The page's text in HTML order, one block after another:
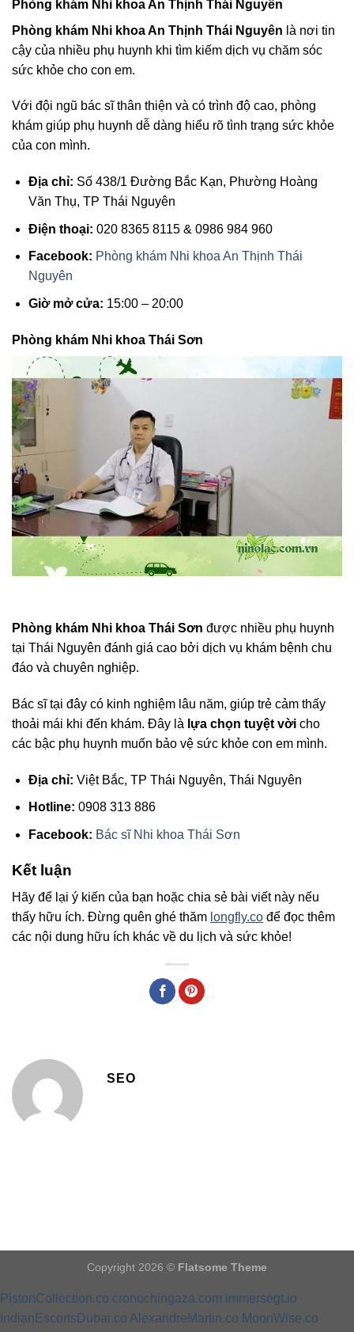
Phòng khám Nhi khoa An Thịnh Thái Nguyên
Phòng khám Nhi khoa An Thịnh Thái Nguyên là nơi tin
cậy của nhiều phụ huynh khi tìm kiếm dịch vụ chăm sóc
sức khỏe cho con em.
Với đội ngũ bác sĩ thân thiện và có trình độ cao, phòng
khám giúp phụ huynh dễ dàng hiểu rõ tình trạng sức khỏe
của con mình.
Địa chỉ: Số 438/1 Đường Bắc Kạn, Phường Hoàng
Văn Thụ, TP Thái Nguyên
Điện thoại: 020 8365 8115 & 0986 984 960
Facebook: Phòng khám Nhi khoa An Thịnh Thái
Nguyên
Giờ mở cửa: 15:00 – 20:00
Phòng khám Nhi khoa Thái Sơn
Phòng khám Nhi khoa Thái Sơn được nhiều phụ huynh
tại Thái Nguyên đánh giá cao bởi dịch vụ khám bệnh chu
đáo và chuyên nghiệp.
Bác sĩ tại đây có kinh nghiệm lâu năm, giúp trẻ cảm thấy
thoải mái khi đến khám. Đây là lựa chọn tuyệt vời cho
các bậc phụ huynh muốn bảo vệ sức khỏe con em mình.
Địa chỉ: Việt Bắc, TP Thái Nguyên, Thái Nguyên
Hotline: 0908 313 886
Facebook: Bác sĩ Nhi khoa Thái Sơn
Kết luận
Hãy để lại ý kiến của bạn hoặc chia sẻ bài viết này nếu
thấy hữu ích. Đừng quên ghé thăm longfly.co để đọc thêm
các nội dung hữu ích khác về du lịch và sức khỏe!
SEO
Copyright 2026 © Flatsome Theme
PistonCollection.co cronochingaza.com immersegt.io
IndianEscortsDubai.co AlexandreMartin.co MoonWise.co